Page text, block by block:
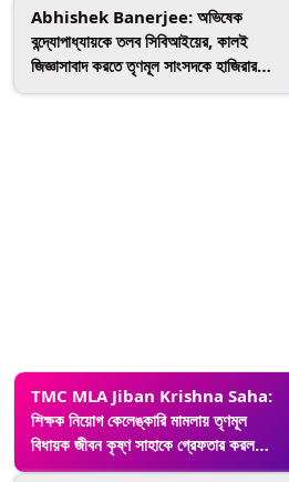
Abhishek Banerjee: অভিষেক
বন্দ্যোপাধ্যায়কে তলব সিবিআইয়ের, কালই
জিজ্ঞাসাবাদ করতে তৃণমূল সাংসদকে হাজিরার
TMC MLA Jiban Krishna Saha:
শিক্ষক নিয়োগ কেলেঙ্কারি মামলায় তৃণমূল
বিধায়ক জীবন কৃষ্ণ সাহাকে গ্রেফতার করল
সিবিআই